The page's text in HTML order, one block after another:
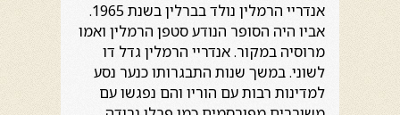
אנדריי הרמלין נולד בברלין בשנת 1965.
אביו היה הסופר הנודע סטפן הרמלין ואמו
מרוסיה במקור. אנדריי הרמלין גדל דו
לשוני. במשך שנות התבגרותו כנער נסע
למדינות רבות עם הוריו והם נפגשו עם